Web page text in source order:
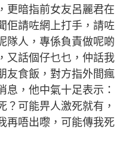
更暗指前女友呂麗君在
佢請咗網上打手，請咗
隊人，專係負責做呢啲
又話個仔乜乜，仲話我
友食飯，對方指外間瘋
息，他中氣十足表示：
？可能畀人激死就有，
再唔出嚟，可能傳我死